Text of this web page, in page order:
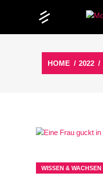
HOME / 2022 /
WISSEN & WACHSEN